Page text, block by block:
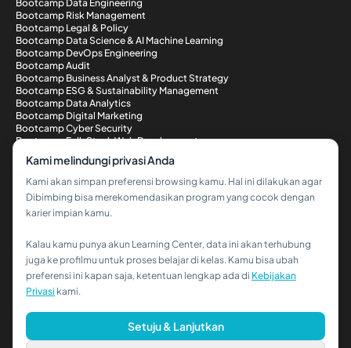
Hi!👋
Kalau kamu butuh bantuan,
Bootcamp Data Engineering
Bootcamp Risk Management
Bootcamp Legal & Policy
Bootcamp Data Science & AI Machine Learning
Bootcamp DevOps Engineering
Bootcamp Audit
Bootcamp Business Analyst & Product Strategy
Bootcamp ESG & Sustainability Management
Bootcamp Data Analytics
Bootcamp Digital Marketing
Bootcamp Cyber Security
Bootcamp Full-Stack Web Development
Metode Pembayaran
© 2026 PT Dibimbing. All Rights Reserved
Kami melindungi privasi Anda
Kami akan simpan preferensi browsing kamu. Hal ini dilakukan agar
Dibimbing bisa merekomendasikan program yang cocok dengan
karier impian kamu.
Kalau kamu punya akun Learning Center, data ini akan terhubung
juga ke profilmu untuk proses belajar di kelas. Kamu bisa ubah
preferensi ini kapan saja, ketentuan lengkap ada di Kebijakan
Privasi kami.
Setuju & Lanjutkan